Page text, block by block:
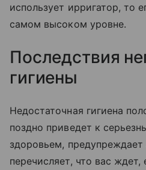
использует ирригатор, то
самом высоком уровне.
Последствия
гигиены
Недостаточная гигиена
поздно приведет к
здоровьем,
перечисляет, что вас